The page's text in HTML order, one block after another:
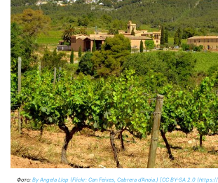
Фото: By Angela Llop (Flickr: Can Feixes, Cabrera d’Anoia.) [CC BY-SA 2.0